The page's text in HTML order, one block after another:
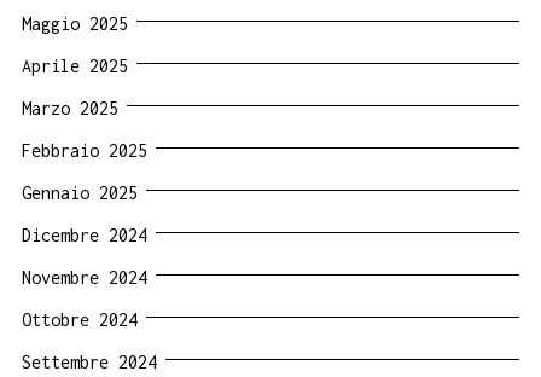
Maggio 2025
Aprile 2025
Marzo 2025
Febbraio 2025
Gennaio 2025
Dicembre 2024
Novembre 2024
Ottobre 2024
Settembre 2024